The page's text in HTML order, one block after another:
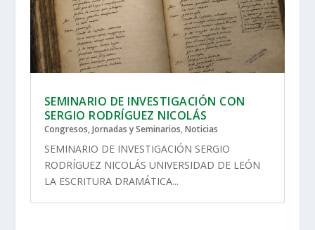
SEMINARIO DE INVESTIGACIÓN CON
SERGIO RODRÍGUEZ NICOLÁS
Congresos, Jornadas y Seminarios, Noticias
SEMINARIO DE INVESTIGACIÓN SERGIO
RODRÍGUEZ NICOLÁS UNIVERSIDAD DE LEÓN
LA ESCRITURA DRAMÁTICA...